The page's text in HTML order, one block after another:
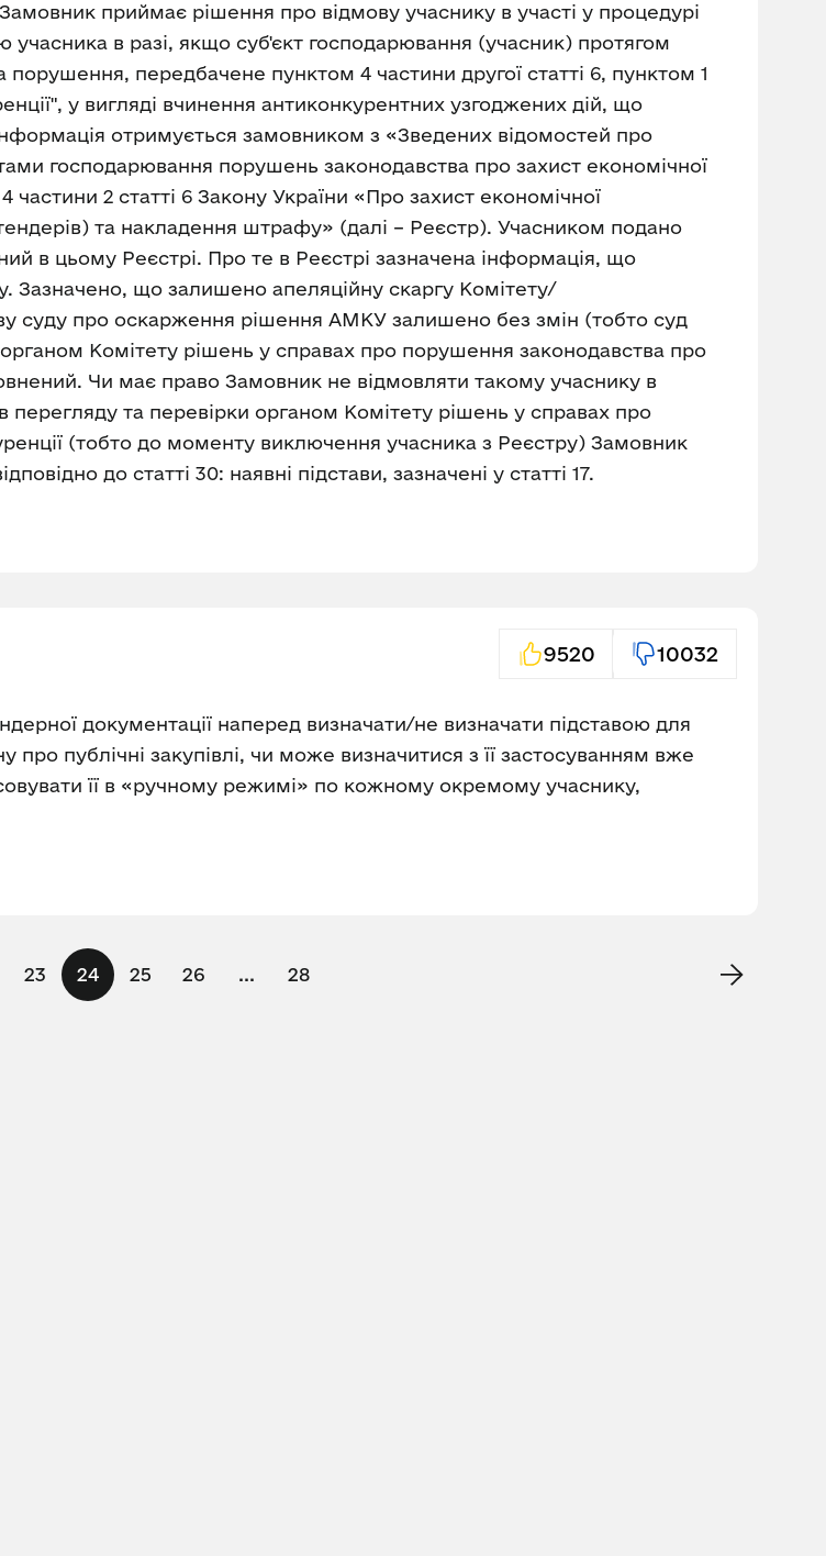
Замовник приймає рішення про відмову учаснику в участі у процедурі
учасника в разі, якщо суб'єкт господарювання (учасник) протягом
порушення, передбачене пунктом 4 частини другої статті 6, пунктом 1
у вигляді вчинення антиконкурентних узгоджених дій, що
отримується замовником з «Зведених відомостей про
господарювання порушень законодавства про захист економічної
2 статті 6 Закону України «Про захист економічної
та накладення штрафу» (далі – Реєстр). Учасником подано
в цьому Реєстрі. Про те в Реєстрі зазначена інформація, що
Зазначено, що залишено апеляційну скаргу Комітету/
суду про оскарження рішення АМКУ залишено без змін (тобто суд
Комітету рішень у справах про порушення законодавства про
Чи має право Замовник не відмовляти такому учаснику в
перегляду та перевірки органом Комітету рішень у справах про
(тобто до моменту виключення учасника з Реєстру) Замовник
до статті 30: наявні підстави, зазначені у статті 17.
9520 10032
документації наперед визначати/не визначати підставою для
про публічні закупівлі, чи може визначитися з її застосуванням вже
її в «ручному режимі» по кожному окремому учаснику,
23 24 25 26 ... 28